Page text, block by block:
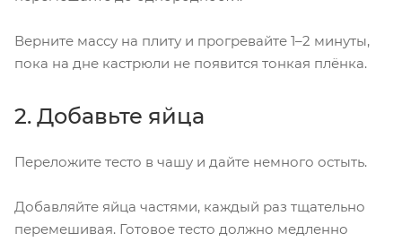
Верните массу на плиту и прогревайте 1–2 минуты,
пока на дне кастрюли не появится тонкая плёнка.
2. Добавьте яйца
Переложите тесто в чашу и дайте немного остыть.
Добавляйте яйца частями, каждый раз тщательно
перемешивая. Готовое тесто должно медленно